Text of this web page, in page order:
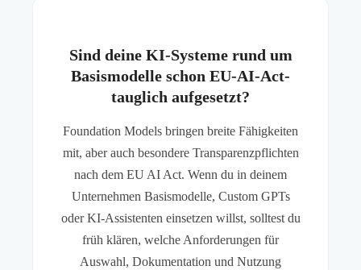
Sind deine KI-Systeme rund um
Basismodelle schon EU-AI-Act-
tauglich aufgesetzt?
Foundation Models bringen breite Fähigkeiten
mit, aber auch besondere Transparenzpflichten
nach dem EU AI Act. Wenn du in deinem
Unternehmen Basismodelle, Custom GPTs
oder KI-Assistenten einsetzen willst, solltest du
früh klären, welche Anforderungen für
Auswahl, Dokumentation und Nutzung